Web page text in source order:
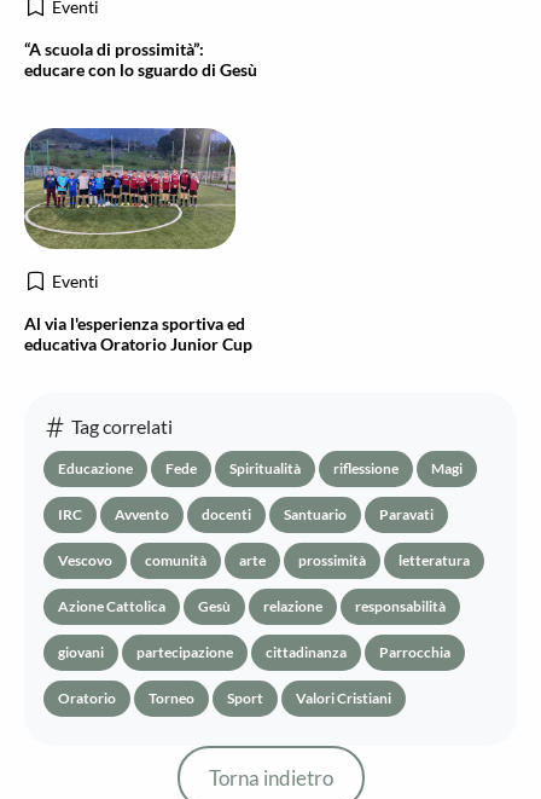
Eventi
“A scuola di prossimità”:
educare con lo sguardo di Gesù
Eventi
Al via l'esperienza sportiva ed
educativa Oratorio Junior Cup
Tag correlati
Educazione Fede Spiritualità riflessione Magi
IRC Avvento docenti Santuario Paravati
Vescovo comunità arte prossimità letteratura
Azione Cattolica Gesù relazione responsabilità
giovani partecipazione cittadinanza Parrocchia
Oratorio Torneo Sport Valori Cristiani
Torna indietro